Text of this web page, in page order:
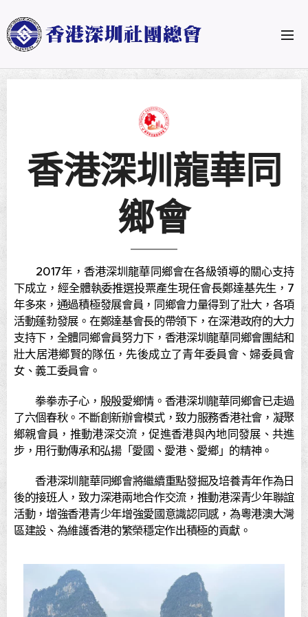
香港深圳龍華同
鄉會
2017年，香港深圳龍華同鄉會在各級領導的關心支持
下成立，經全體執委推選投票產生現任會長鄭達基先生，7
年多來，通過積極發展會員，同鄉會力量得到了壯大，各項
活動蓬勃發展。在鄭達基會長的帶領下，在深港政府的大力
支持下，全體同鄉會員努力下，香港深圳龍華同鄉會團結和
壯大居港鄉賢的隊伍，先後成立了青年委員會、婦委員會
女、義工委員會。
拳拳赤子心，殷殷愛鄉情。香港深圳龍華同鄉會已走過
了六個春秋。不斷創新辦會模式，致力服務香港社會，凝聚
鄉親會員，推動港深交流，促進香港與內地同發展、共進
步，用行動傳承和弘揚「愛國、愛港、愛鄉」的精神。
香港深圳龍華同鄉會將繼續重點發掘及培養青年作為日
後的接班人，致力深港兩地合作交流，推動港深青少年聯誼
活動，增強香港青少年增強愛國意識認同感，為粵港澳大灣
區建設、為維護香港的繁榮穩定作出積極的貢獻。